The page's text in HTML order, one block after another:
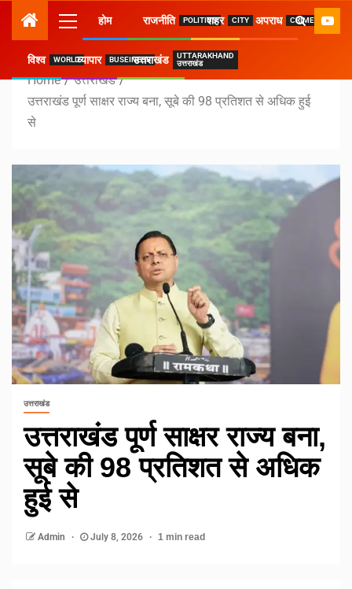
होम राजनीति POLITICSशहर CITY अपराध CRIME
विश्व WORLDव्यापार BUSEINESSउत्तराखंड
UTTARAKHAND
उत्तराखंड
Home
उत्तराखंड
उत्तराखंड पूर्ण साक्षर राज्य बना, सूबे की 98 प्रतिशत से अधिक हुई
से
उत्तराखंड
उत्तराखंड पूर्ण साक्षर राज्य बना,
सूबे की 98 प्रतिशत से अधिक
हुई से
Admin July 8, 2026 1 min read